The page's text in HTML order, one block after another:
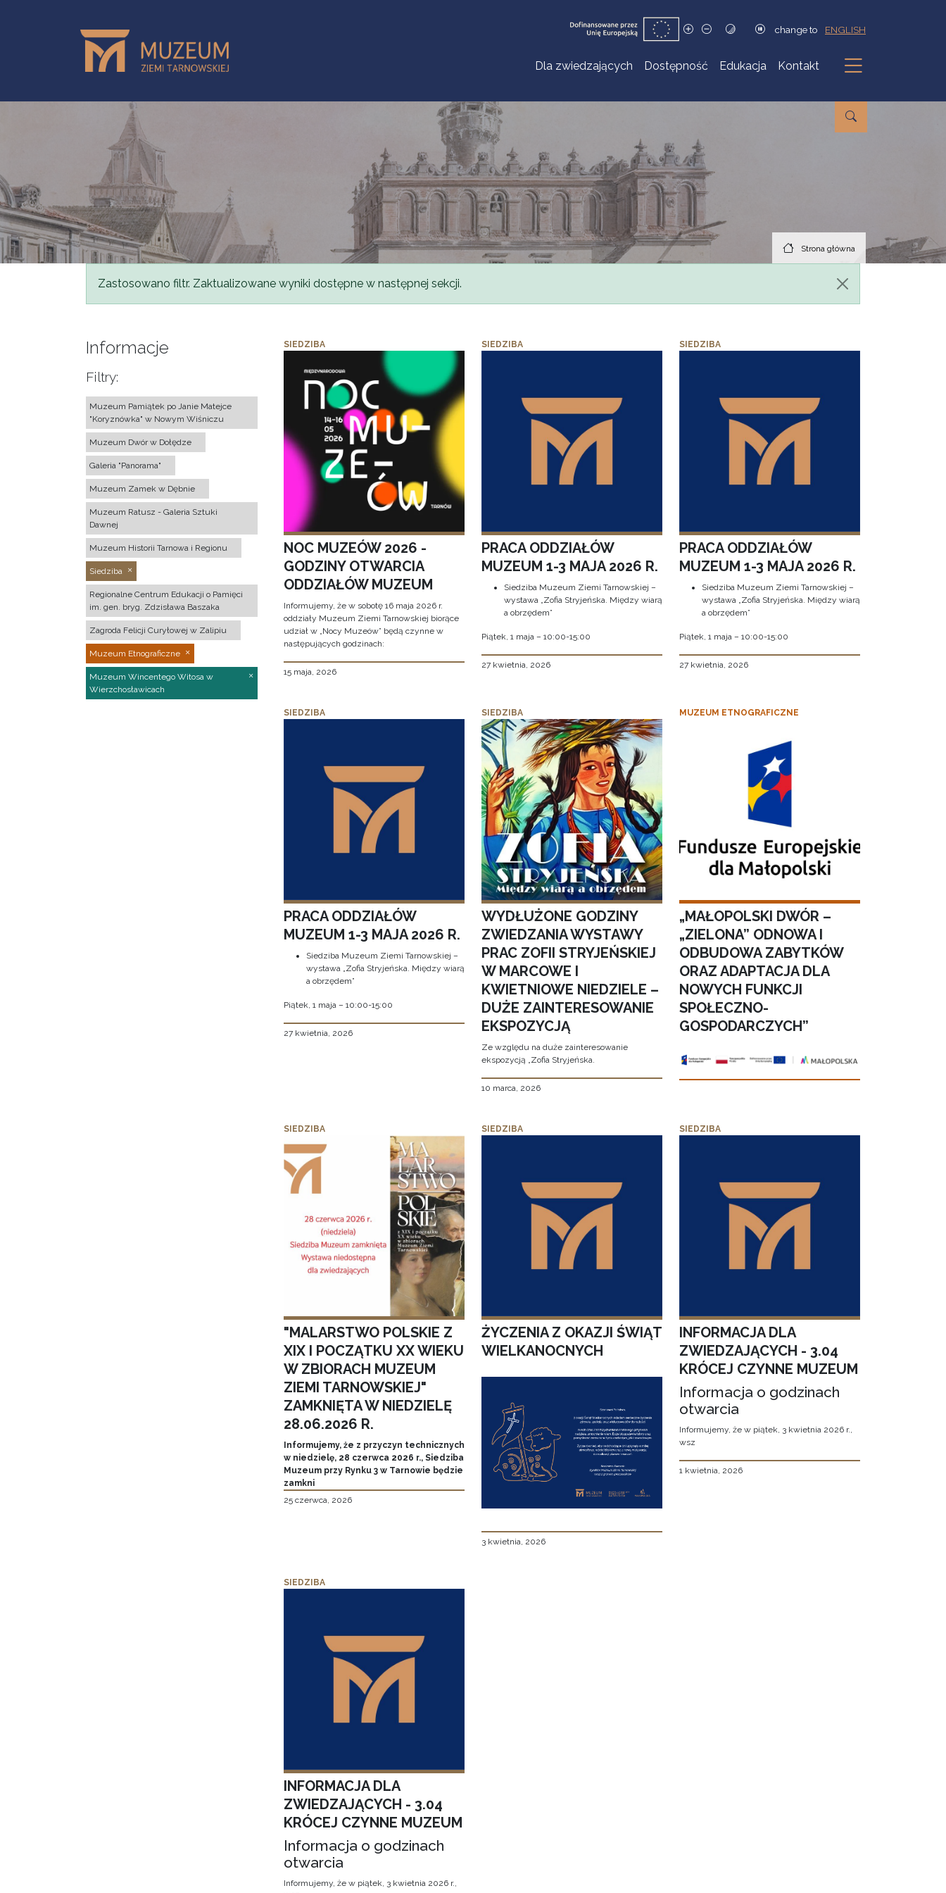
change to ENGLISH
Dla zwiedzających Dostępność Edukacja Kontakt
Podmenu
Strona główna
Komunikat
Zastosowano filtr. Zaktualizowane wyniki dostępne w następnej sekcji.
Informacje
Filtry:
Muzeum Pamiątek po Janie Matejce
"Koryznówka" w Nowym Wiśniczu
Muzeum Dwór w Dołędze
Galeria "Panorama"
Muzeum Zamek w Dębnie
Muzeum Ratusz - Galeria Sztuki
Dawnej
Muzeum Historii Tarnowa i Regionu
Siedziba
Regionalne Centrum Edukacji o Pamięci
im. gen. bryg. Zdzisława Baszaka
Zagroda Felicji Curyłowej w Zalipiu
Muzeum Etnograficzne
Muzeum Wincentego Witosa w
Wierzchosławicach
SIEDZIBA
NOC MUZEÓW 2026 -
GODZINY OTWARCIA
ODDZIAŁÓW MUZEUM
Informujemy, że w sobotę 16 maja 2026 r.
oddziały Muzeum Ziemi Tarnowskiej biorące
udział w „Nocy Muzeów” będą czynne w
następujących godzinach:
15 maja, 2026
SIEDZIBA
PRACA ODDZIAŁÓW
MUZEUM 1-3 MAJA 2026 R.
Siedziba Muzeum Ziemi Tarnowskiej –
wystawa „Zofia Stryjeńska. Między wiarą
a obrzędem”
Piątek, 1 maja – 10:00-15:00
27 kwietnia, 2026
SIEDZIBA
PRACA ODDZIAŁÓW
MUZEUM 1-3 MAJA 2026 R.
Siedziba Muzeum Ziemi Tarnowskiej –
wystawa „Zofia Stryjeńska. Między wiarą
a obrzędem”
Piątek, 1 maja – 10:00-15:00
27 kwietnia, 2026
SIEDZIBA
PRACA ODDZIAŁÓW
MUZEUM 1-3 MAJA 2026 R.
Siedziba Muzeum Ziemi Tarnowskiej –
wystawa „Zofia Stryjeńska. Między wiarą
a obrzędem”
Piątek, 1 maja – 10:00-15:00
27 kwietnia, 2026
SIEDZIBA
WYDŁUŻONE GODZINY
ZWIEDZANIA WYSTAWY
PRAC ZOFII STRYJEŃSKIEJ
W MARCOWE I
KWIETNIOWE NIEDZIELE –
DUŻE ZAINTERESOWANIE
EKSPOZYCJĄ
Ze względu na duże zainteresowanie
ekspozycją „Zofia Stryjeńska.
10 marca, 2026
MUZEUM ETNOGRAFICZNE
„MAŁOPOLSKI DWÓR –
„ZIELONA” ODNOWA I
ODBUDOWA ZABYTKÓW
ORAZ ADAPTACJA DLA
NOWYCH FUNKCJI
SPOŁECZNO-
GOSPODARCZYCH”
SIEDZIBA
"MALARSTWO POLSKIE Z
XIX I POCZĄTKU XX WIEKU
W ZBIORACH MUZEUM
ZIEMI TARNOWSKIEJ"
ZAMKNIĘTA W NIEDZIELĘ
28.06.2026 R.
Informujemy, że z przyczyn technicznych
w niedzielę, 28 czerwca 2026 r., Siedziba
Muzeum przy Rynku 3 w Tarnowie będzie
zamkni
25 czerwca, 2026
SIEDZIBA
ŻYCZENIA Z OKAZJI ŚWIĄT
WIELKANOCNYCH
3 kwietnia, 2026
SIEDZIBA
INFORMACJA DLA
ZWIEDZAJĄCYCH - 3.04
KRÓCEJ CZYNNE MUZEUM
Informacja o godzinach
otwarcia
Informujemy, że w piątek, 3 kwietnia 2026 r.,
wsz
1 kwietnia, 2026
SIEDZIBA
INFORMACJA DLA
ZWIEDZAJĄCYCH - 3.04
KRÓCEJ CZYNNE MUZEUM
Informacja o godzinach
otwarcia
Informujemy, że w piątek, 3 kwietnia 2026 r.,